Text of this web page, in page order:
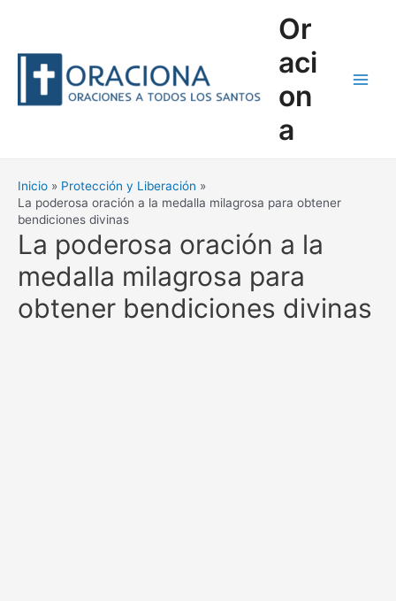
Or
aci
on
a
Inicio
Protección y Liberación
La poderosa oración a la medalla milagrosa para obtener
bendiciones divinas
La poderosa oración a la
medalla milagrosa para
obtener bendiciones divinas